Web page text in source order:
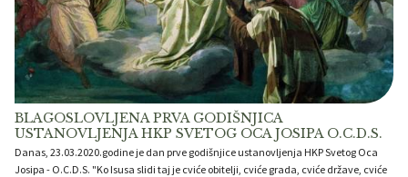
BLAGOSLOVLJENA PRVA GODIŠNJICA
USTANOVLJENJA HKP SVETOG OCA JOSIPA O.C.D.S.
Danas, 23.03.2020.godine je dan prve godišnjice ustanovljenja HKP Svetog Oca
Josipa - O.C.D.S. "Ko Isusa slidi taj je cviće obitelji, cviće grada, cviće države, cviće